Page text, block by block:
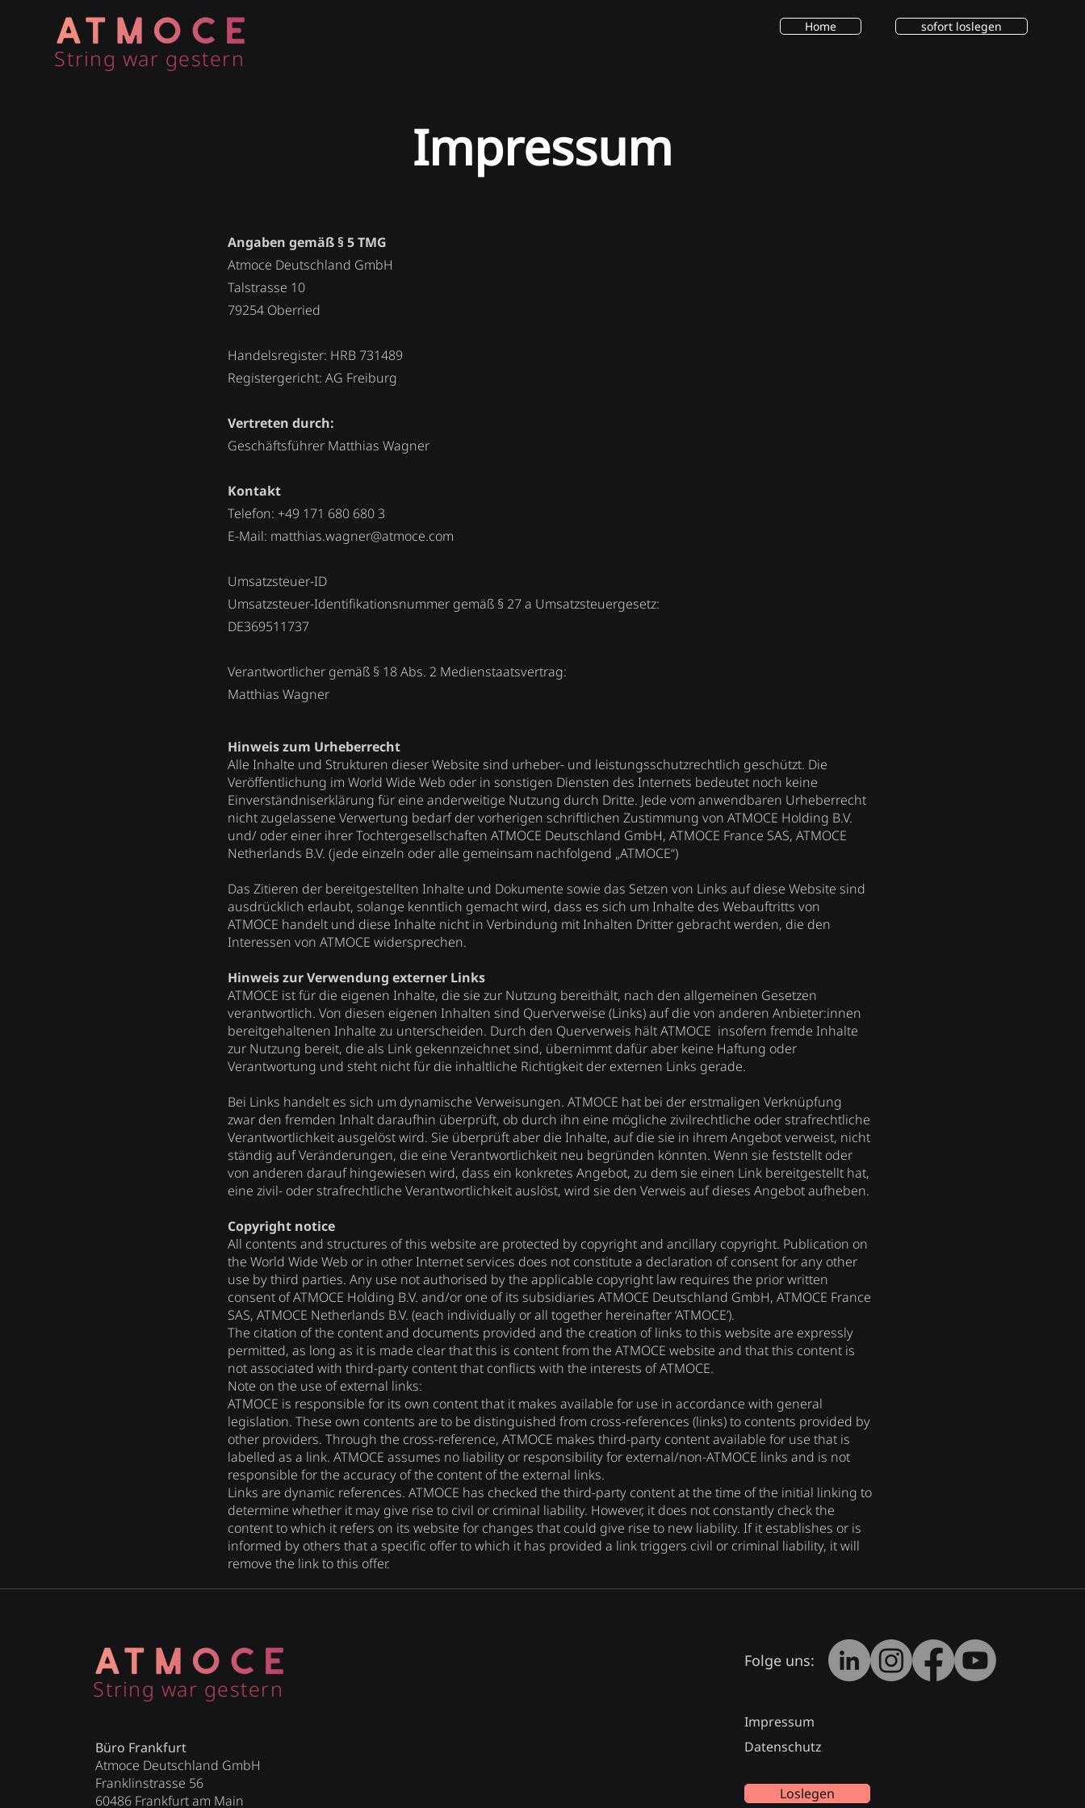
String war gestern
Home sofort loslegen
Impressum
Angaben gemäß § 5 TMG
Atmoce Deutschland GmbH
Talstrasse 10
79254 Oberried
Handelsregister: HRB 731489
Registergericht: AG Freiburg
Vertreten durch:
Geschäftsführer Matthias Wagner
Kontakt
Telefon: +49 171 680 680 3
E-Mail: matthias.wagner@atmoce.com
Umsatzsteuer-ID
Umsatzsteuer-Identifikationsnummer gemäß § 27 a Umsatzsteuergesetz:
DE369511737
Verantwortlicher gemäß § 18 Abs. 2 Medienstaatsvertrag:
Matthias Wagner
Hinweis zum Urheberrecht
Alle Inhalte und Strukturen dieser Website sind urheber- und leistungsschutzrechtlich geschützt. Die
Veröffentlichung im World Wide Web oder in sonstigen Diensten des Internets bedeutet noch keine
Einverständniserklärung für eine anderweitige Nutzung durch Dritte. Jede vom anwendbaren Urheberrecht
nicht zugelassene Verwertung bedarf der vorherigen schriftlichen Zustimmung von ATMOCE Holding B.V.
und/ oder einer ihrer Tochtergesellschaften ATMOCE Deutschland GmbH, ATMOCE France SAS, ATMOCE
Netherlands B.V. (jede einzeln oder alle gemeinsam nachfolgend „ATMOCE“)
Das Zitieren der bereitgestellten Inhalte und Dokumente sowie das Setzen von Links auf diese Website sind
ausdrücklich erlaubt, solange kenntlich gemacht wird, dass es sich um Inhalte des Webauftritts von
ATMOCE handelt und diese Inhalte nicht in Verbindung mit Inhalten Dritter gebracht werden, die den
Interessen von ATMOCE widersprechen.
Hinweis zur Verwendung externer Links
ATMOCE ist für die eigenen Inhalte, die sie zur Nutzung bereithält, nach den allgemeinen Gesetzen
verantwortlich. Von diesen eigenen Inhalten sind Querverweise (Links) auf die von anderen Anbieter:innen
bereitgehaltenen Inhalte zu unterscheiden. Durch den Querverweis hält ATMOCE insofern fremde Inhalte
zur Nutzung bereit, die als Link gekennzeichnet sind, übernimmt dafür aber keine Haftung oder
Verantwortung und steht nicht für die inhaltliche Richtigkeit der externen Links gerade.
Bei Links handelt es sich um dynamische Verweisungen. ATMOCE hat bei der erstmaligen Verknüpfung
zwar den fremden Inhalt daraufhin überprüft, ob durch ihn eine mögliche zivilrechtliche oder strafrechtliche
Verantwortlichkeit ausgelöst wird. Sie überprüft aber die Inhalte, auf die sie in ihrem Angebot verweist, nicht
ständig auf Veränderungen, die eine Verantwortlichkeit neu begründen könnten. Wenn sie feststellt oder
von anderen darauf hingewiesen wird, dass ein konkretes Angebot, zu dem sie einen Link bereitgestellt hat,
eine zivil- oder strafrechtliche Verantwortlichkeit auslöst, wird sie den Verweis auf dieses Angebot aufheben.
Copyright notice
All contents and structures of this website are protected by copyright and ancillary copyright. Publication on
the World Wide Web or in other Internet services does not constitute a declaration of consent for any other
use by third parties. Any use not authorised by the applicable copyright law requires the prior written
consent of ATMOCE Holding B.V. and/or one of its subsidiaries ATMOCE Deutschland GmbH, ATMOCE France
SAS, ATMOCE Netherlands B.V. (each individually or all together hereinafter ‘ATMOCE’).
The citation of the content and documents provided and the creation of links to this website are expressly
permitted, as long as it is made clear that this is content from the ATMOCE website and that this content is
not associated with third-party content that conflicts with the interests of ATMOCE.
Note on the use of external links:
ATMOCE is responsible for its own content that it makes available for use in accordance with general
legislation. These own contents are to be distinguished from cross-references (links) to contents provided by
other providers. Through the cross-reference, ATMOCE makes third-party content available for use that is
labelled as a link. ATMOCE assumes no liability or responsibility for external/non-ATMOCE links and is not
responsible for the accuracy of the content of the external links.
Links are dynamic references. ATMOCE has checked the third-party content at the time of the initial linking to
determine whether it may give rise to civil or criminal liability. However, it does not constantly check the
content to which it refers on its website for changes that could give rise to new liability. If it establishes or is
informed by others that a specific offer to which it has provided a link triggers civil or criminal liability, it will
remove the link to this offer.
String war gestern
Büro Frankfurt
Atmoce Deutschland GmbH
Franklinstrasse 56
60486 Frankfurt am Main
Folge uns:
Impressum
Datenschutz
Loslegen